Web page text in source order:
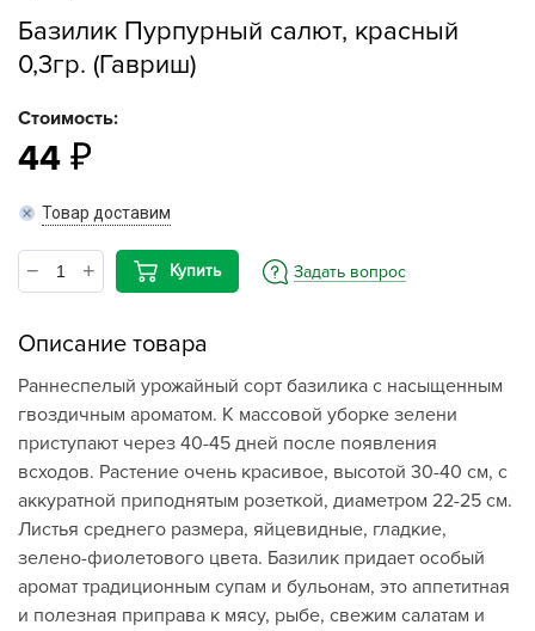
Базилик Пурпурный салют, красный
0,3гр. (Гавриш)
Стоимость:
44
Товар доставим
Купить Задать вопрос
Описание товара
Раннеспелый урожайный сорт базилика с насыщенным
гвоздичным ароматом. К массовой уборке зелени
приступают через 40-45 дней после появления
всходов. Растение очень красивое, высотой 30-40 см, с
аккуратной приподнятым розеткой, диаметром 22-25 см.
Листья среднего размера, яйцевидные, гладкие,
зелено-фиолетового цвета. Базилик придает особый
аромат традиционным супам и бульонам, это аппетитная
и полезная приправа к мясу, рыбе, свежим салатам и